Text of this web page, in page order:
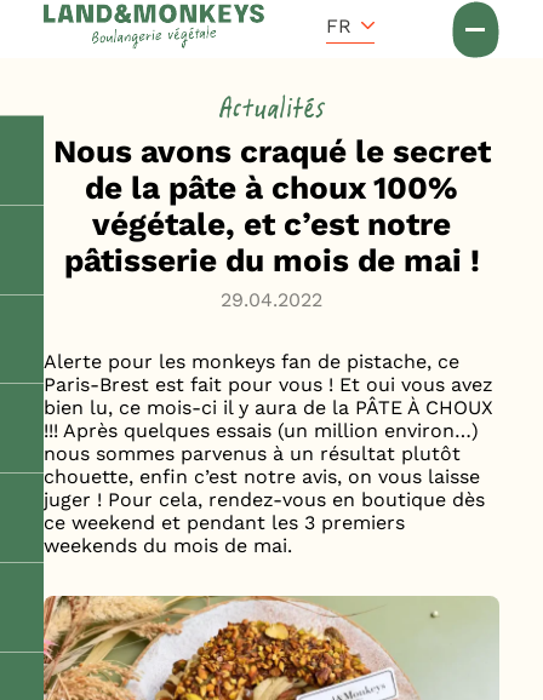
Panneau de gestion des cookies
Accueil
FR
Actualités
Nous avons craqué le secret
de la pâte à choux 100%
végétale, et c’est notre
pâtisserie du mois de mai !
29.04.2022
Alerte pour les monkeys fan de pistache, ce
Paris-Brest est fait pour vous ! Et oui vous avez
bien lu, ce mois-ci il y aura de la PÂTE À CHOUX
!!! Après quelques essais (un million environ…)
nous sommes parvenus à un résultat plutôt
chouette, enfin c’est notre avis, on vous laisse
juger ! Pour cela, rendez-vous en boutique dès
ce weekend et pendant les 3 premiers
weekends du mois de mai.